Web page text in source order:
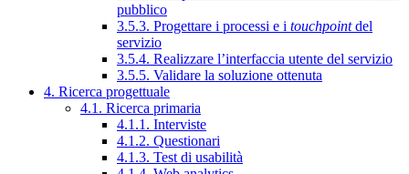
pubblico
3.5.3. Progettare i processi e i touchpointdel
servizio
3.5.4. Realizzare l’interfaccia utente del servizio
3.5.5. Validare la soluzione ottenuta
4. Ricerca progettuale
4.1. Ricerca primaria
4.1.1. Interviste
4.1.2. Questionari
4.1.3. Test di usabilità